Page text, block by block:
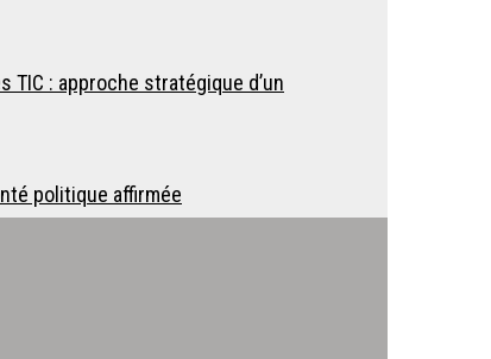
TIC : approche stratégique d’un
politique affirmée